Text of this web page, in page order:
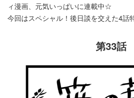
ィ漫画、元気いっぱいに連載中☆
今回はスペシャル！後日談を交えた4話
第33話